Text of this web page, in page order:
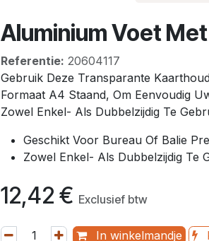
Aluminium Voet
Referentie: 20604117
Gebruik Deze Transparante
Formaat A4 Staand, Om Eenvoudig
Zowel Enkel- Als Dubbelzijdig Te
Geschikt Voor Bureau Of Balie
Zowel Enkel- Als Dubbelzijdig Te
12,42 € Exclusief btw
In winkelmandje